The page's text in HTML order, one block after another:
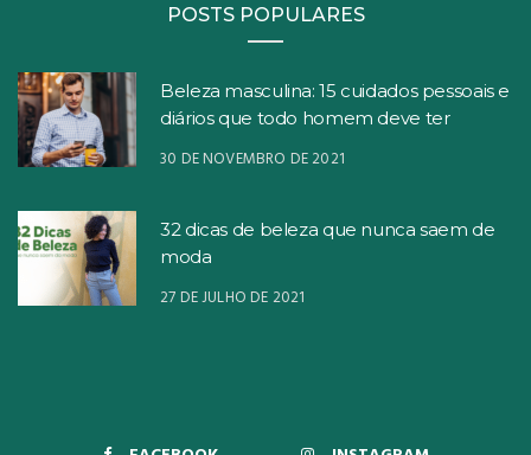
POSTS POPULARES
Beleza masculina: 15 cuidados pessoais e
diários que todo homem deve ter
30 DE NOVEMBRO DE 2021
32 dicas de beleza que nunca saem de
moda
27 DE JULHO DE 2021